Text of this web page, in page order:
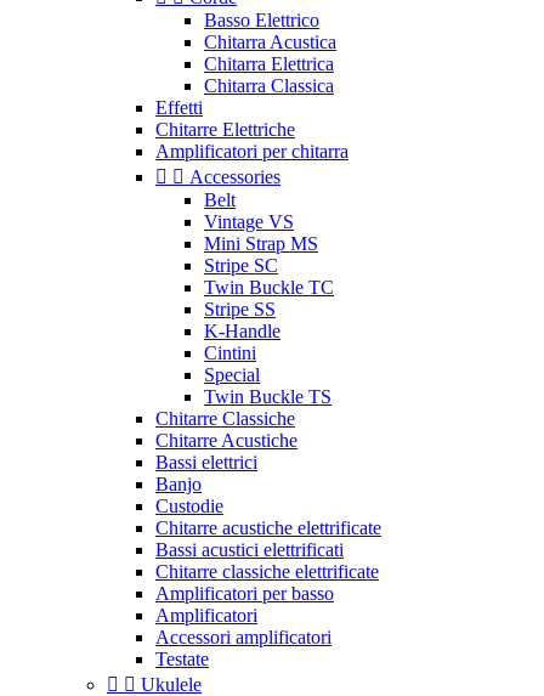
Basso Elettrico
Chitarra Acustica
Chitarra Elettrica
Chitarra Classica
Effetti
Chitarre Elettriche
Amplificatori per chitarra
  Accessories
Belt
Vintage VS
Mini Strap MS
Stripe SC
Twin Buckle TC
Stripe SS
K-Handle
Cintini
Special
Twin Buckle TS
Chitarre Classiche
Chitarre Acustiche
Bassi elettrici
Banjo
Custodie
Chitarre acustiche elettrificate
Bassi acustici elettrificati
Chitarre classiche elettrificate
Amplificatori per basso
Amplificatori
Accessori amplificatori
Testate
  Ukulele